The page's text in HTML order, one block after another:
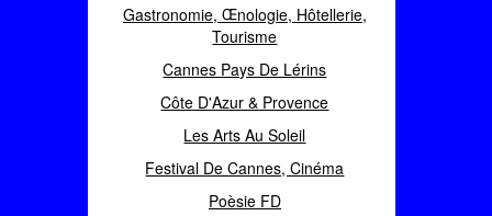
Gastronomie, Œnologie, Hôtellerie,
Tourisme
Cannes Pays De Lérins
Côte D'Azur & Provence
Les Arts Au Soleil
Festival De Cannes, Cinéma
Poèsie FD